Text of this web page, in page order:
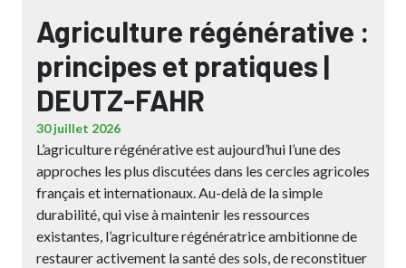
Agriculture régénérative :
principes et pratiques |
DEUTZ-FAHR
30 juillet 2026
L’agriculture régénérative est aujourd’hui l’une des
approches les plus discutées dans les cercles agricoles
français et internationaux. Au-delà de la simple
durabilité, qui vise à maintenir les ressources
existantes, l’agriculture régénératrice ambitionne de
restaurer activement la santé des sols, de reconstituer